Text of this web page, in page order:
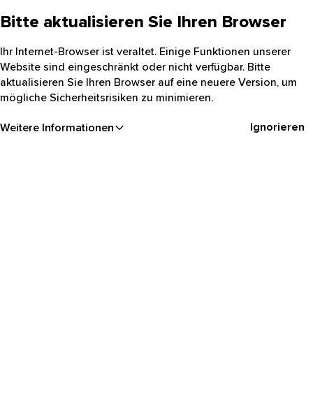
Bitte aktualisieren Sie Ihren Browser
Ihr Internet-Browser ist veraltet. Einige Funktionen unserer
Website sind eingeschränkt oder nicht verfügbar. Bitte
aktualisieren Sie Ihren Browser auf eine neuere Version, um
mögliche Sicherheitsrisiken zu minimieren.
Weitere Informationen Ignorieren